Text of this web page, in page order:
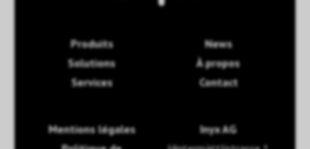
Produits
Solutions
Services
News
À propos
Contact
Mentions légales
Inyx AG